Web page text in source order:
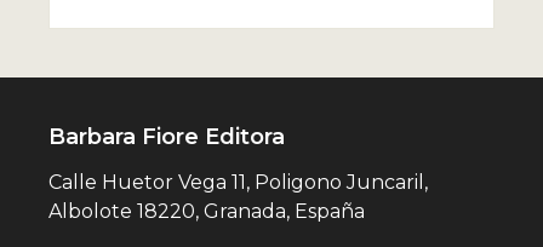
Barbara Fiore Editora
Calle Huetor Vega 11, Poligono Juncaril,
Albolote 18220, Granada, España